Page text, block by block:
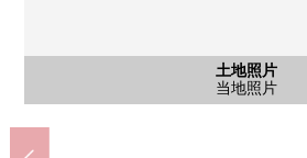
土地照片
当地照片
土地照片
当地照片
土地照片
当地照片
土地照片
当地照片
其他当地
前面道路(东面道路)
其他当地
前面道路(东面道路)
其他当地
前面道路(西侧道路)
其他当地
前面道路(西侧道路)
其他当地
前面道路(南侧道路)